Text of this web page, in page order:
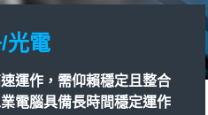
光電
運作，需仰賴穩定且整合
電腦具備長時間穩定運作